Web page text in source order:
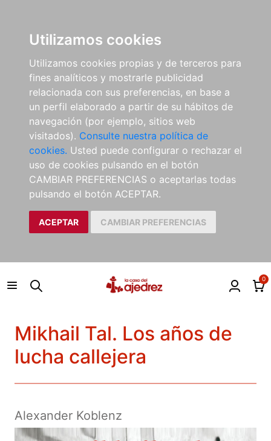
Utilizamos cookies
Utilizamos cookies propias y de terceros para
fines analíticos y mostrarle publicidad
relacionada con sus preferencias, en base a
un perfil elaborado a partir de su hábitos de
navegación (por ejemplo, sitios web
visitados). Consulte nuestra política de
cookies. Usted puede configurar o rechazar el
uso de cookies pulsando en el botón
CAMBIAR PREFERENCIAS o aceptarlas todas
pulsando el botón ACEPTAR.
ACEPTAR CAMBIAR PREFERENCIAS
0
Mikhail Tal. Los años de
lucha callejera
Alexander Koblenz